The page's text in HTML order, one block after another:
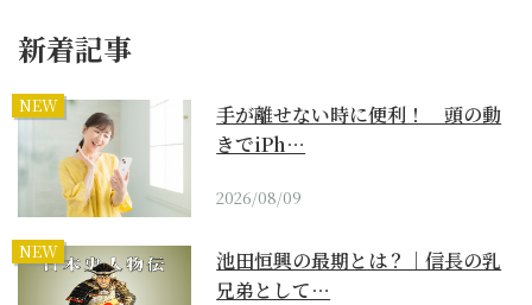
新着記事
NEW
手が離せない時に便利！ 頭の動
きでiPh…
2026/08/09
NEW
池田恒興の最期とは？｜信長の乳
兄弟として…